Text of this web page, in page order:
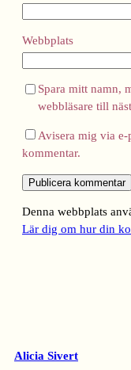
Webbplats
Spara mitt namn,
webbläsare till
Avisera mig via e-
kommentar.
Denna webbplats
Lär dig om hur din
Alicia Sivert